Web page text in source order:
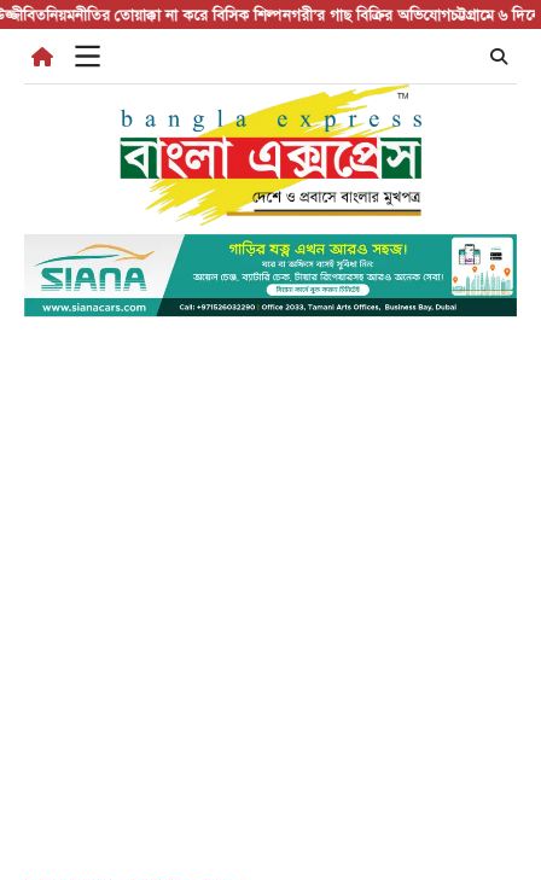
Skip
content
নিয়মনীতির তোয়াক্কা না করে বিসিক শিল্পনগরী’র গাছ বিক্রির অভিযোগচট্টগ্রামে ৬ দিনে